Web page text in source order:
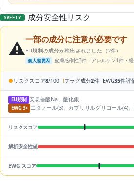
SAFETY 成分安全性リスク
⚠️一部の成分に注意が必要です
EU規制の成分が検出されました（2件）
個人差要因 皮膚感作性3件・アレルゲン1件・
● リスクスコア8/100 | !フラグ成分2件 | EWG35件評
EU規制 安息香酸Na、酸化銀
EWG 3+ エタノール(3)、カプリリルグリコール(4)
リスクスコア
解析安全性値
EWG スコア